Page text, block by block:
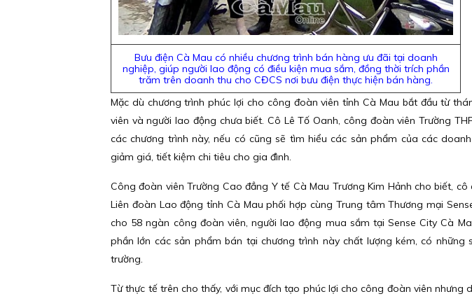
Bưu điện Cà Mau có nhiều chương trình bán hàng ưu đãi tại doanh
nghiệp, giúp người lao động có điều kiện mua sắm, đồng thời trích phần
trăm trên doanh thu cho CĐCS nơi bưu điện thực hiện bán hàng.
Mặc dù chương trình phúc lợi cho công đoàn viên tỉnh Cà Mau bắt đầu từ
viên và người lao động chưa biết. Cô Lê Tố Oanh, công đoàn viên Trường
các chương trình này, nếu có cũng sẽ tìm hiểu các sản phẩm của các
giảm giá, tiết kiệm chi tiêu cho gia đình.
Công đoàn viên Trường Cao đẳng Y tế Cà Mau Trương Kim Hảnh cho biết,
Liên đoàn Lao động tỉnh Cà Mau phối hợp cùng Trung tâm Thương mại
cho 58 ngàn công đoàn viên, người lao động mua sắm tại Sense City Cà
phần lớn các sản phẩm bán tại chương trình này chất lượng kém, có
trường.
Từ thực tế trên cho thấy, với mục đích tạo phúc lợi cho công đoàn viên nhưng